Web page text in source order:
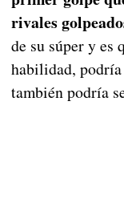
rivales
de su súper y es
habilidad,
también podría